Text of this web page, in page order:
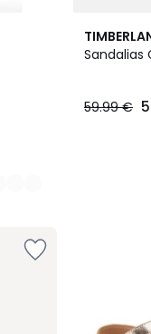
Sandalias
59.99 €
2
Colores